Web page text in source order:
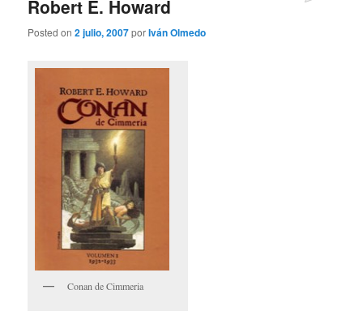
Robert E. Howard
Posted on2 julio, 2007porIván Olmedo
Conan de Cimmeria